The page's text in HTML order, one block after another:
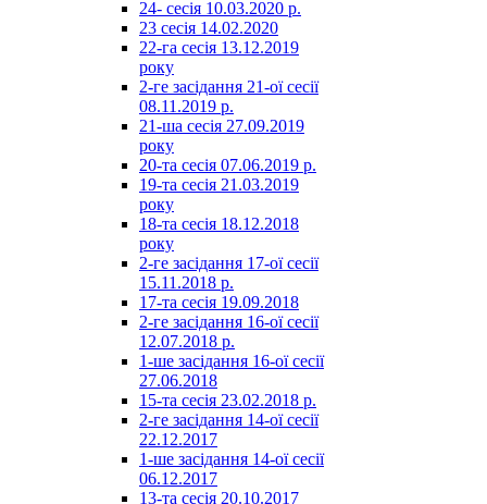
24- сесія 10.03.2020 р.
23 сесія 14.02.2020
22-га сесія 13.12.2019
року
2-ге засідання 21-ої сесії
08.11.2019 р.
21-ша сесія 27.09.2019
року
20-та сесія 07.06.2019 р.
19-та сесія 21.03.2019
року
18-та сесія 18.12.2018
року
2-ге засідання 17-ої сесії
15.11.2018 р.
17-та сесія 19.09.2018
2-ге засідання 16-ої сесії
12.07.2018 р.
1-ше засідання 16-ої сесії
27.06.2018
15-та сесія 23.02.2018 р.
2-ге засідання 14-ої сесії
22.12.2017
1-ше засідання 14-ої сесії
06.12.2017
13-та сесія 20.10.2017